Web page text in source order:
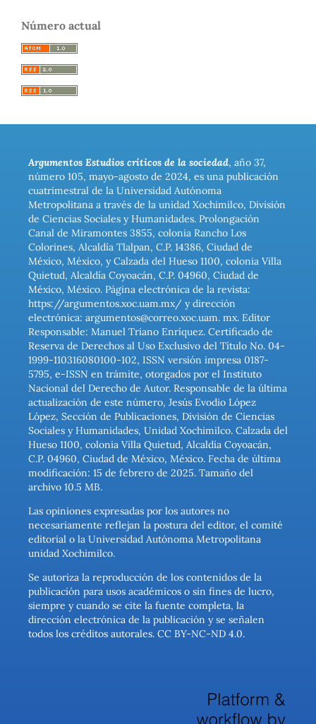
Número actual
Argumentos Estudios críticos de la sociedad, año 37,
número 105, mayo-agosto de 2024, es una publicación
cuatrimestral de la Universidad Autónoma
Metropolitana a través de la unidad Xochimilco, División
de Ciencias Sociales y Humanidades. Prolongación
Canal de Miramontes 3855, colonia Rancho Los
Colorines, Alcaldía Tlalpan, C.P. 14386, Ciudad de
México, México, y Calzada del Hueso 1100, colonia Villa
Quietud, Alcaldía Coyoacán, C.P. 04960, Ciudad de
México, México. Página electrónica de la revista:
https://argumentos.xoc.uam.mx/ y dirección
electrónica: argumentos@correo.xoc.uam. mx. Editor
Responsable: Manuel Triano Enríquez. Certificado de
Reserva de Derechos al Uso Exclusivo del Título No. 04-
1999-110316080100-102, ISSN versión impresa 0187-
5795, e-ISSN en trámite, otorgados por el Instituto
Nacional del Derecho de Autor. Responsable de la última
actualización de este número, Jesús Evodio López
López, Sección de Publicaciones, División de Ciencias
Sociales y Humanidades, Unidad Xochimilco. Calzada del
Hueso 1100, colonia Villa Quietud, Alcaldía Coyoacán,
C.P. 04960, Ciudad de México, México. Fecha de última
modificación: 15 de febrero de 2025. Tamaño del
archivo 10.5 MB.
Las opiniones expresadas por los autores no
necesariamente reflejan la postura del editor, el comité
editorial o la Universidad Autónoma Metropolitana
unidad Xochimilco.
Se autoriza la reproducción de los contenidos de la
publicación para usos académicos o sin fines de lucro,
siempre y cuando se cite la fuente completa, la
dirección electrónica de la publicación y se señalen
todos los créditos autorales. CC BY-NC-ND 4.0.